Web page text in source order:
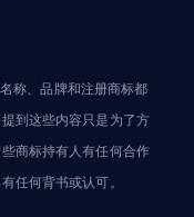
称、品牌和注册商标都
到这些内容只是为了方
商标持有人有任何合作
任何背书或认可。